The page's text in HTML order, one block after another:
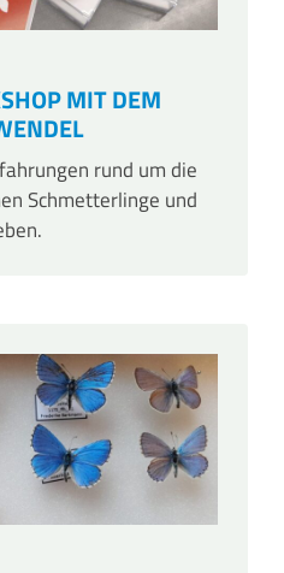
MIT DEM
rund um die
Schmetterlinge und